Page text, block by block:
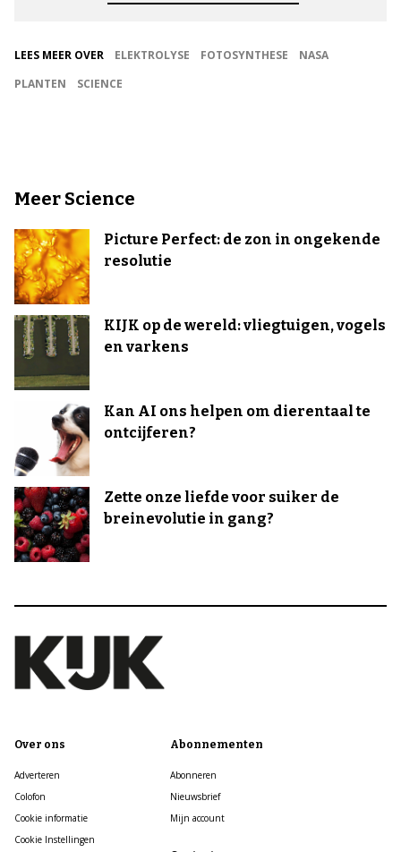
LEES MEER OVER ELEKTROLYSE FOTOSYNTHESE
NASA
PLANTEN
SCIENCE
Meer Science
Picture Perfect: de zon in ongekende
resolutie
KIJK op de wereld: vliegtuigen, vogels
en varkens
Kan AI ons helpen om dierentaal te
ontcijferen?
Zette onze liefde voor suiker de
breinevolutie in gang?
Over ons
Adverteren
Colofon
Cookie informatie
Cookie Instellingen
Abonnementen
Abonneren
Nieuwsbrief
Mijn account